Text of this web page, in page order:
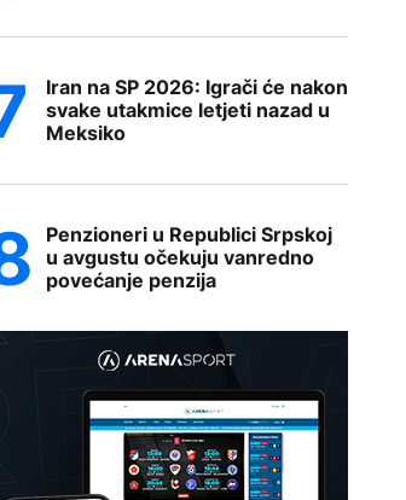
Iran na SP 2026: Igrači će nakon
svake utakmice letjeti nazad u
Meksiko
Penzioneri u Republici Srpskoj
u avgustu očekuju vanredno
povećanje penzija